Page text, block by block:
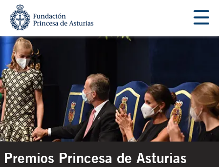
Saltar navegación. Ir directamente al contenido principal
Contenido principal
Premios Princesa de Asturias